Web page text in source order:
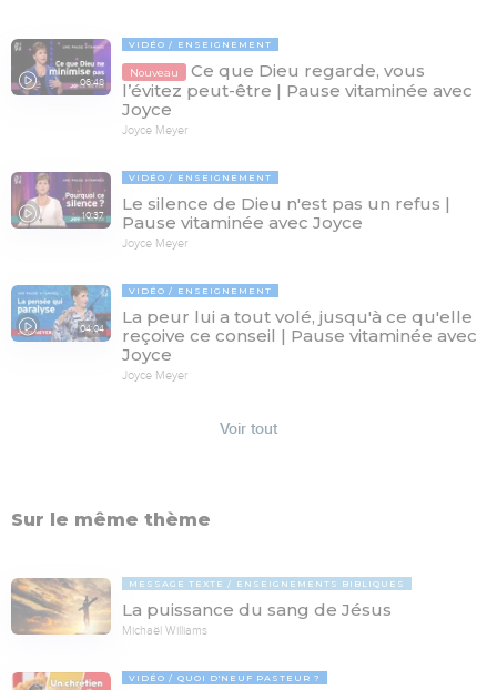
06:48
VIDÉO ENSEIGNEMENT
Nouveau
Ce que Dieu regarde, vous
l’évitez peut-être | Pause vitaminée avec
Joyce
Joyce Meyer
10:37
VIDÉO ENSEIGNEMENT
Le silence de Dieu n'est pas un refus |
Pause vitaminée avec Joyce
Joyce Meyer
04:04
VIDÉO ENSEIGNEMENT
La peur lui a tout volé, jusqu'à ce qu'elle
reçoive ce conseil | Pause vitaminée avec
Joyce
Joyce Meyer
Voir tout
Sur le même thème
MESSAGE TEXTE ENSEIGNEMENTS BIBLIQUES
La puissance du sang de Jésus
Michaël Williams
VIDÉO QUOI D'NEUF PASTEUR ?